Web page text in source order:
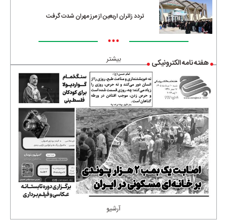
تردد زائران اربعین از مرز مهران شدت گرفت
•••
بیشتر هفته نامه الکترونیکی
آرشیو